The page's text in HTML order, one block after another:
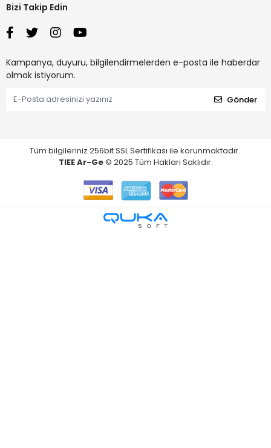
Bizi Takip Edin
Kampanya, duyuru, bilgilendirmelerden e-posta ile haberdar
olmak istiyorum.
Gönder
Tüm bilgileriniz 256bit SSL Sertifikası ile korunmaktadır.
TIEE Ar-Ge© 2025 Tüm Hakları Saklıdır.